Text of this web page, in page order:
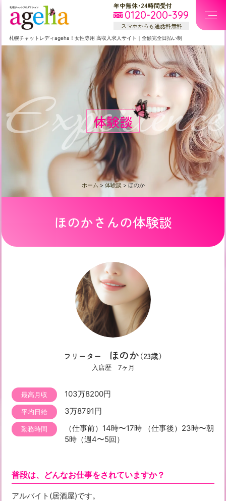
年中無休・24時間受付
0120-200-399
スマホからも通話料無料
札幌チャットレディageha！女性専用 高収入求人サイト ｜ 全額完全日払い制
体験談
Experience
ホーム > 体験談>ほのか
ほのかさんの体験談
フリーター ほのか（23歳）
入店歴 7ヶ月
最高月収 103万8200円
平均日給 3万8791円
勤務時間
（仕事前）14時〜17時 （仕事後）23時〜朝
5時（週4〜5回）
普段は、どんなお仕事をされていますか？
アルバイト(居酒屋)です。